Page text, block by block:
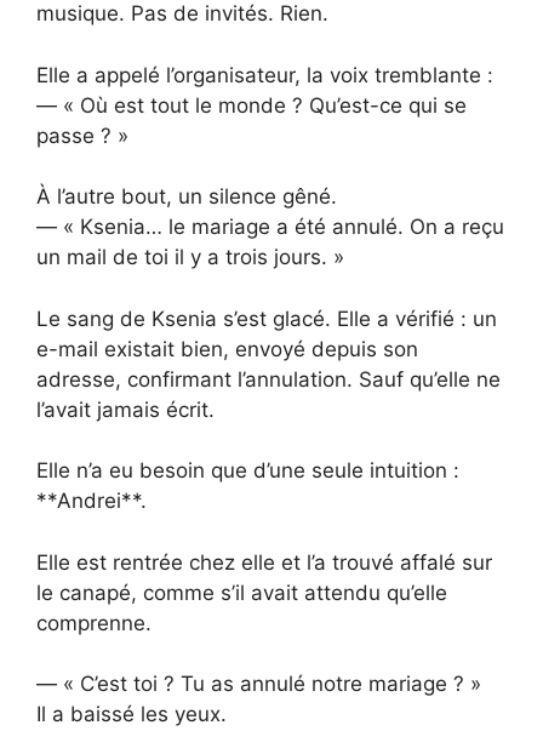
musique. Pas de invités. Rien.
Elle a appelé l’organisateur, la voix tremblante :
— « Où est tout le monde ? Qu’est-ce qui se
passe ? »
À l’autre bout, un silence gêné.
— « Ksenia… le mariage a été annulé. On a reçu
un mail de toi il y a trois jours. »
Le sang de Ksenia s’est glacé. Elle a vérifié : un
e-mail existait bien, envoyé depuis son
adresse, confirmant l’annulation. Sauf qu’elle ne
l’avait jamais écrit.
Elle n’a eu besoin que d’une seule intuition :
**Andrei**.
Elle est rentrée chez elle et l’a trouvé affalé sur
le canapé, comme s’il avait attendu qu’elle
comprenne.
— « C’est toi ? Tu as annulé notre mariage ? »
Il a baissé les yeux.